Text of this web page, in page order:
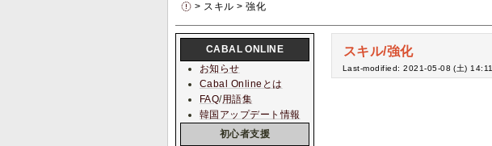
> スキル > 強化
スキル/強化
Last-modified: 2021-05-08 (土)
CABAL ONLINE
お知らせ
Cabal Onlineとは
FAQ/用語集
韓国アップデート情報
初心者支援